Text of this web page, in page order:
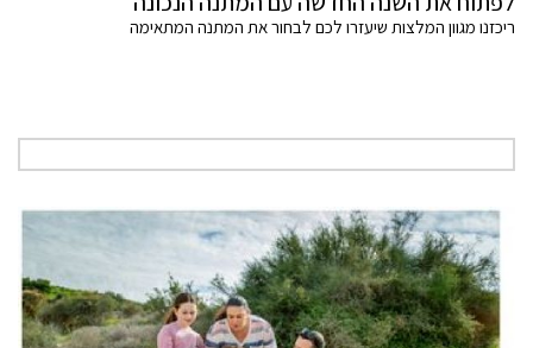
ריכזנו מגוון המלצות שיעזרו לכם לבחור את המתנה המתאימה